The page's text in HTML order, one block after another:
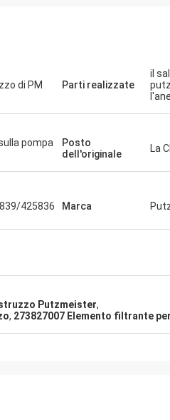
di PM Parti realizzate
il
pompa
Posto
dell'originale
La
425836 Marca
Putzmeister,
, 273827007 Elemento filtrante